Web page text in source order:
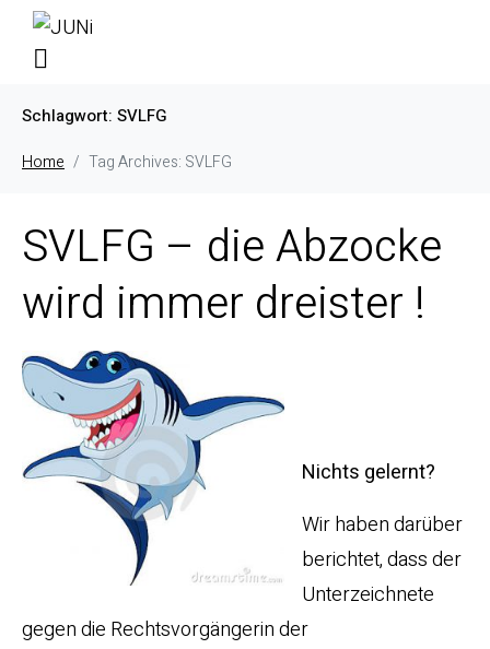
Schlagwort: SVLFG
Home Tag Archives: SVLFG
SVLFG – die Abzocke
wird immer dreister !
Nichts gelernt?
Wir haben darüber
berichtet, dass der
Unterzeichnete
gegen die Rechtsvorgängerin der